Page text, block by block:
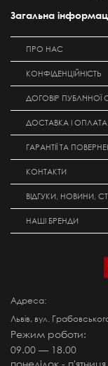
Загальна
ПРО НАС
КОНФІДЕНЦІЙНІСТЬ
ДОГОВІР ПУБЛІЧНОЇ
ДОСТАВКА І ОПЛАТА
ГАРАНТІЇ ТА
КОНТАКТИ
ВІДГУКИ, НОВИНИ,
НАШІ БРЕНДИ
Адреса:
Львів, вул.
Режим роботи:
09.00 — 18.00